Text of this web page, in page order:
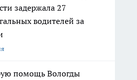
задержала 27
водителей за
помощь Вологды